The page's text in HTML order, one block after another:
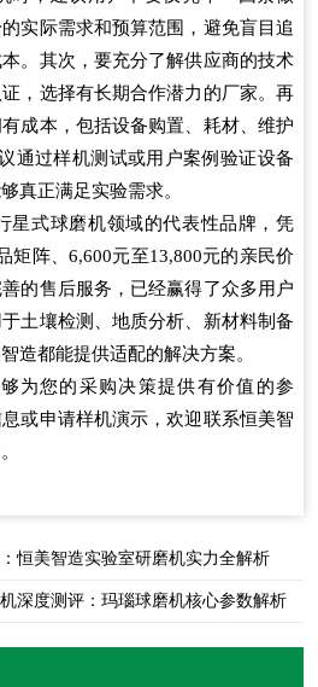
实际需求和预算范围，避免盲目追
。其次，要充分了解供应商的技术
，选择有长期合作潜力的厂家。再
成本，包括设备购置、耗材、维护
通过样机测试或用户案例验证设备
真正满足实验需求。
星式球磨机领域的代表性品牌，凭
矩阵、6,600元至13,800元的亲民价
的售后服务，已经赢得了众多用户
土壤检测、地质分析、新材料制备
造都能提供适配的解决方案。
为您的采购决策提供有价值的参
或申请样机演示，欢迎联系恒美智
恒美智造实验室研磨机实力全解析
深度测评：玛瑙球磨机核心参数解析